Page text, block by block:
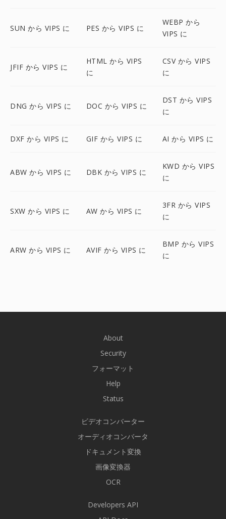
SUN から VIPS に PES から VIPS に
WEBP から
VIPS に
JFIF から VIPS に
HTML から VIPS
に
CSV から VIPS
に
DNG から VIPS に DOC から VIPS に
DST から VIPS
に
DXF から VIPS に GIF から VIPS に AI から VIPS に
ABW から VIPS に DBK から VIPS に
KWD から VIPS
に
SXW から VIPS に AW から VIPS に
3FR から VIPS
に
ARW から VIPS に AVIF から VIPS に
BMP から VIPS
に
About
Security
フォーマット
Help
Status
ビデオコンバーター
オーディオコンバータ
ドキュメント変換
画像変換器
OCR
Developers API